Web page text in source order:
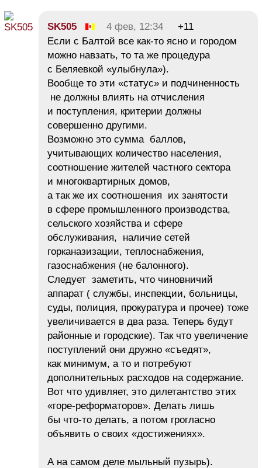
SK505 4 фев, 12:34
+11
Если с Балтой все как-то ясно и городом
можно навзать, то та же процедура
с Беляевкой «улыбнула»).
Вообще то эти «статус» и подчиненность
не должны влиять на отчисления
и поступления, критерии должны
совершенно другими.
Возможно это сумма баллов,
учитывающих количество населения,
соотношение жителей частного сектора
и многоквартирных домов,
а так же их соотношения их занятости
в сфере промышленного производства,
сельского хозяйства и сфере
обслуживания, наличие сетей
горканазизации, теплоснабжения,
газоснабжения (не балонного).
Следует заметить, что чиновничий
аппарат ( службы, инспекции, больницы,
суды, полиция, прокуратура и прочее) тоже
увеличивается в два раза. Теперь будут
районные и городские). Так что увеличение
поступлений они дружно «съедят»,
как минимум, а то и потребуют
дополнительных расходов на содержание.
Вот что удивляет, это дилетантство этих
«горе-реформаторов». Делать лишь
бы что-то делать, а потом грогласно
объявить о своих «достижениях».
А на самом деле мыльный пузырь).